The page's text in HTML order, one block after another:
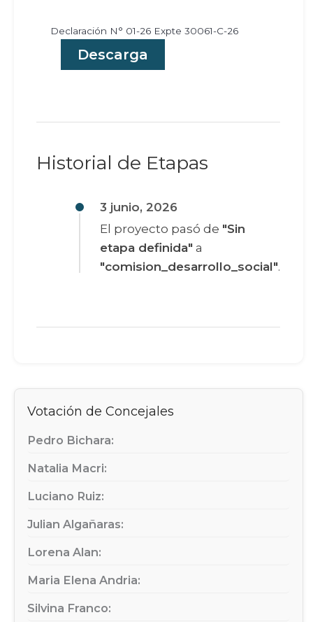
Declaración N° 01-26 Expte 30061-C-26
Descarga
Historial de Etapas
3 junio, 2026
El proyecto pasó de "Sin
etapa definida" a
"comision_desarrollo_social".
Votación de Concejales
Pedro Bichara:
Natalia Macri:
Luciano Ruiz:
Julian Algañaras:
Lorena Alan:
Maria Elena Andria:
Silvina Franco: